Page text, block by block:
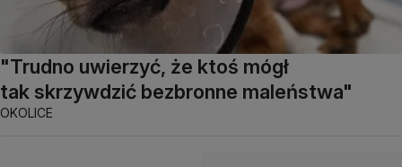
"Trudno uwierzyć, że ktoś mógł
tak skrzywdzić bezbronne maleństwa"
OKOLICE